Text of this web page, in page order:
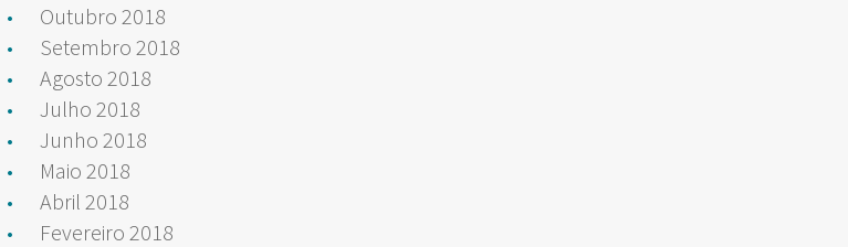
Outubro 2018
Setembro 2018
Agosto 2018
Julho 2018
Junho 2018
Maio 2018
Abril 2018
Fevereiro 2018